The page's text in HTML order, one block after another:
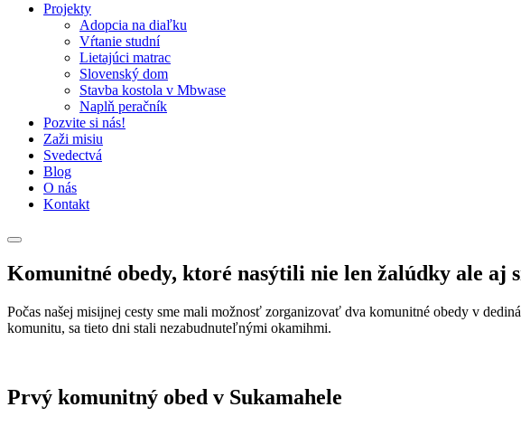
Projekty
Adopcia na diaľku
Vŕtanie studní
Lietajúci matrac
Slovenský dom
Stavba kostola v Mbwase
Naplň peračník
Pozvite si nás!
Zaži misiu
Svedectvá
Blog
O nás
Kontakt
Komunitné obedy, ktoré nasýtili nie len žalúdky ale aj
Počas našej misijnej cesty sme mali možnosť zorganizovať dva komunitné obedy v
komunitu, sa tieto dni stali nezabudnuteľnými okamihmi.
Prvý komunitný obed v Sukamahele